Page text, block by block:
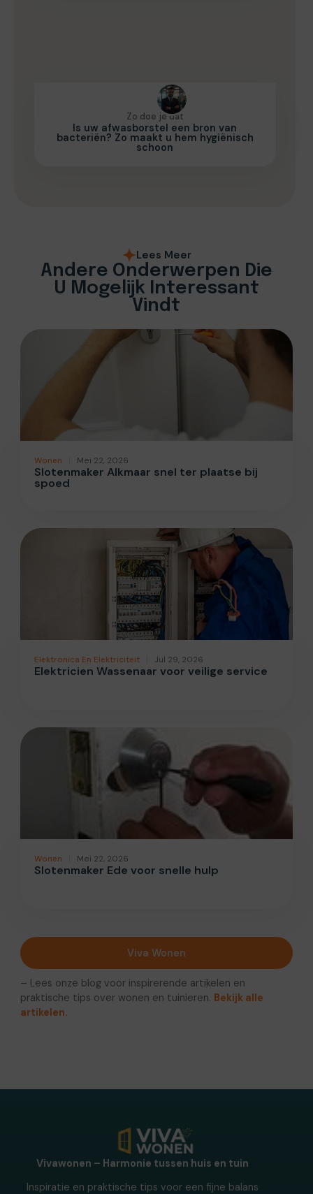
Zo doe je dat
Is uw afwasborstel een bron van
bacteriën? Zo maakt u hem hygiënisch
schoon
Lees Meer
Andere Onderwerpen Die
U Mogelijk Interessant
Vindt
Wonen Mei 22, 2026
Slotenmaker Alkmaar snel ter plaatse bij
spoed
Elektronica En Elektriciteit Jul 29, 2026
Elektricien Wassenaar voor veilige service
Wonen Mei 22, 2026
Slotenmaker Ede voor snelle hulp
Viva Wonen
– Lees onze blog voor inspirerende artikelen en
praktische tips over wonen en tuinieren. Bekijk alle
artikelen.
Vivawonen – Harmonie tussen huis en tuin
Inspiratie en praktische tips voor een fijne balans